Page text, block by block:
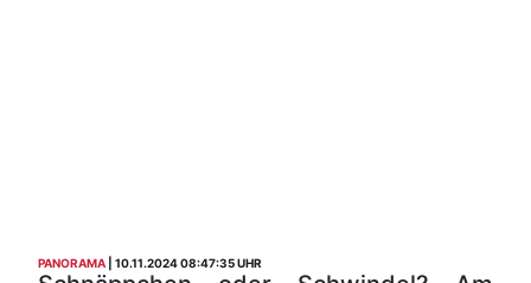
PANORAMA 10.11.2024 08:47:35 UHR